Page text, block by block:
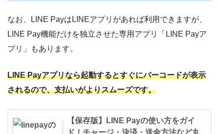
なお、LINE PayはLINEアプリがあれば利用できますが、
LINE Pay機能だけを独立させた専用アプリ「LINE Payア
プリ」もあります。
LINE Payアプリなら起動するとすぐにバーコードが表示
されるので、支払いがよりスムーズです。
【保存版】LINE Payの使い方をガイ